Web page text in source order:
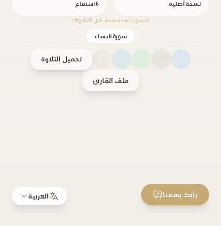
نسخة أصلية 6 استماع
السور المتضمنة في التلاوة:
سورة النساء
تحميل التلاوة
ملف القارئ
العربية رأيك يهمنا